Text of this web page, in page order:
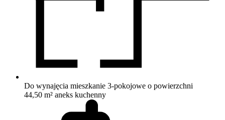
Do wynajęcia mieszkanie 3-pokojowe o powierzchni
44,50 m² aneks kuchenny